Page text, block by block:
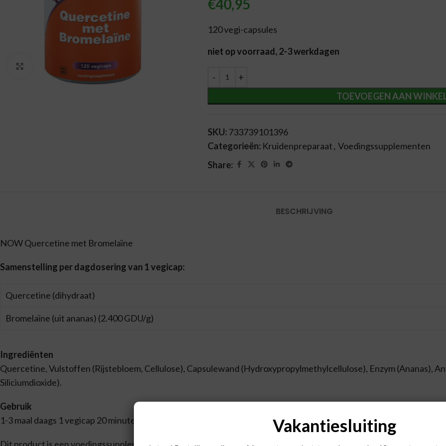
Vergroten
€40,95
120 vegi-capsules
niet op voorraad, 2-3 werkdagen
TOEVOEGEN AAN
Alternative:
SKU: 733739101396
Categorieën: Kruidenpreparaat, Voedingssupplementen
Share:
BESCHRIJVING
NOW Quercetine met Bromelaïne
Samenstelling per dagdosering van 1 vegicap:
Quercetine (dihydraat)
Bromelaïne (uit ananas) (2.400 GDU/g)
Ingrediënten
Quercetine, Vulstoffen (Rijstebloem, Cellulose), Capsulewand (Hydroxypropylmethylcellulose), Enzym (Ananas),
Siliciumdioxide).
Gebruik
1-3 maal daags 1 vegicap 20 minuten voor de maaltijd. Personen met een gevoelige maag kunnen de capsules
Dit product is een voedingssupplement.
Vakantiesluiting